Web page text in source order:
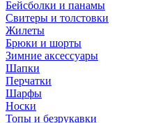
Бейсболки и панамы
Свитеры и толстовки
Жилеты
Брюки и шорты
Зимние аксессуары
Шапки
Перчатки
Шарфы
Носки
Топы и безрукавки